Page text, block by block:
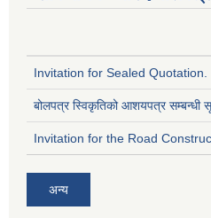
Invitation for Sealed Quotation.
बोलपत्र स्विकृतिको आशयपत्र सम्बन्धी
Invitation for the Road
अन्य